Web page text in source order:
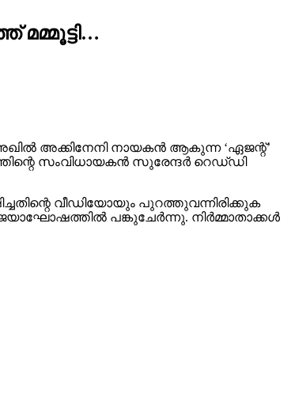
മമ്മൂട്ടി…
അഖിൽ അക്കിനേനി നായകൻ ആകുന്ന ‘ഏജന്റ്’
സംവിധായകൻ സുരേന്ദർ റെഡ്‌ഡി
വീഡിയോയും പുറത്തുവന്നിരിക്കുക
പങ്കുചേർന്നു. നിർമ്മാതാക്കൾ